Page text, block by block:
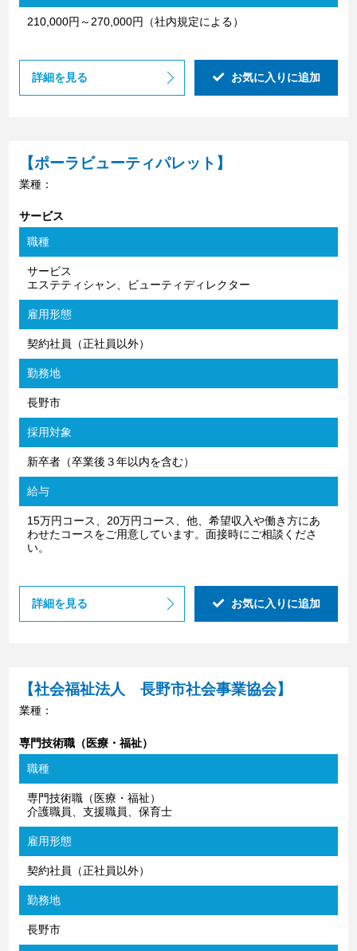
210,000円～270,000円（社内規定による）
詳細を見る お気に入りに追加
【ポーラビューティパレット】
業種：
サービス
職種
サービス
エステティシャン、ビューティディレクター
雇用形態
契約社員（正社員以外）
勤務地
長野市
採用対象
新卒者（卒業後３年以内を含む）
給与
15万円コース、20万円コース、他、希望収入や働き方にあ
わせたコースをご用意しています。面接時にご相談くださ
い。
詳細を見る お気に入りに追加
【社会福祉法人 長野市社会事業協会】
業種：
専門技術職（医療・福祉）
職種
専門技術職（医療・福祉）
介護職員、支援職員、保育士
雇用形態
契約社員（正社員以外）
勤務地
長野市